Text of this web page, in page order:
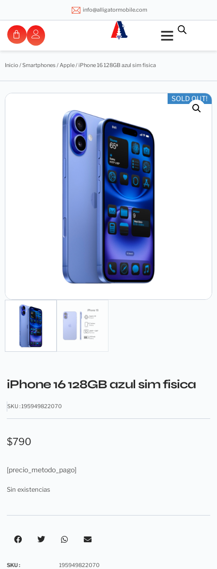
info@alligatormobile.com
Inicio /Smartphones /Apple/ iPhone 16 128GB azul sim fisica
SOLD OUT!
iPhone 16 128GB azul sim fisica
SKU : 195949822070
$790
[precio_metodo_pago]
Sin existencias
SKU :
195949822070